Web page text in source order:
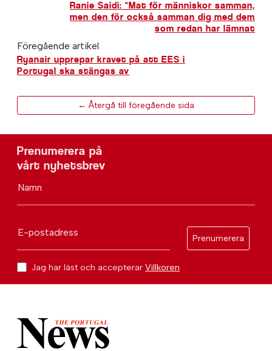
Ranie Saidi: "Mat för människor samman,
men den för också samman dig med dem
som redan har lämnat
Föregående artikel
Ryanair upprepar kravet på att EES i
Portugal ska stängas av
← Återgå till föregående sida
Prenumerera på
vårt nyhetsbrev
Namn
E-postadress
Prenumerera
Jag har läst och accepterar Villkoren